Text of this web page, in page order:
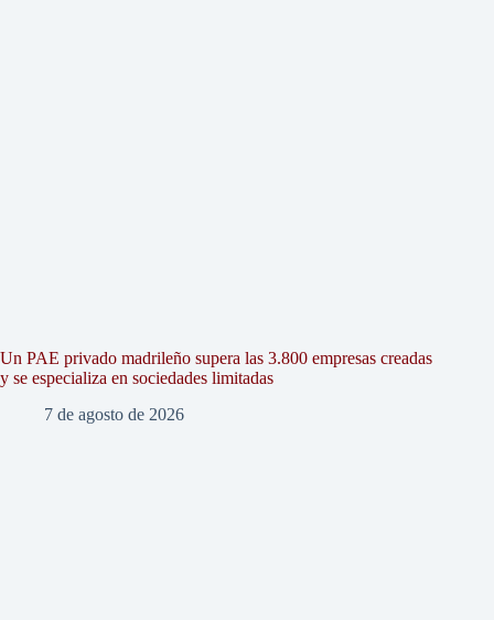
Un PAE privado madrileño supera las 3.800 empresas creadas
y se especializa en sociedades limitadas
7 de agosto de 2026